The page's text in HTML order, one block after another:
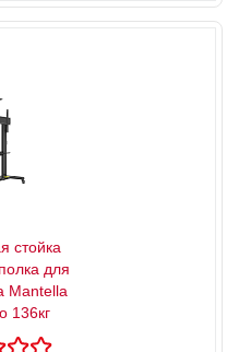
стойка
для
Mantella
136кг